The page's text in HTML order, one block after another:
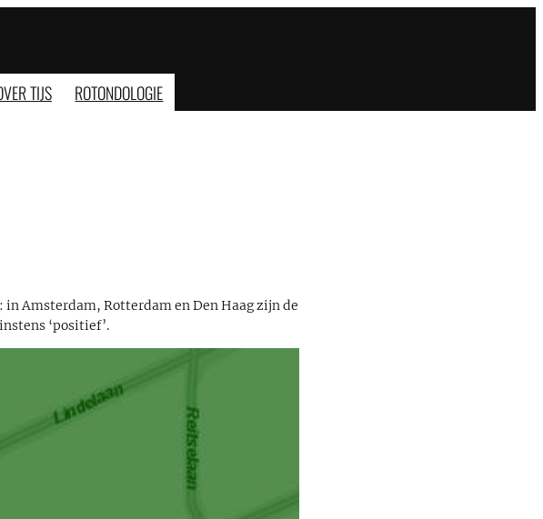
TIJS ROTONDOLOGIE
Amsterdam, Rotterdam en Den Haag zijn de
‘positief’.